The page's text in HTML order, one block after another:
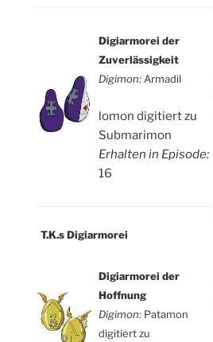
Digiarmorei der
Zuverlässigkeit
Digimon:Armadil
osteopathe-nyon-
cabinet-monney
lomon digitiert zu
Submarimon
Erhalten in Episode:
16
T.K.s Digiarmorei
Digiarmorei der
Hoffnung
Digimon:Patamon
digitiert zu